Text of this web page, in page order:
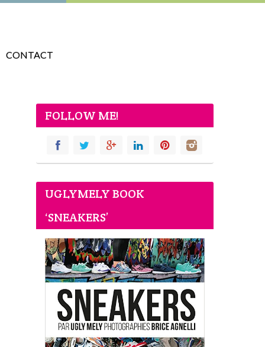
CONTACT
FOLLOW ME!
UGLYMELY BOOK
‘SNEAKERS’